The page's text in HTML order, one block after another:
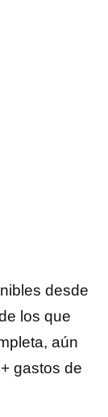
desde
los que
aún
gastos de